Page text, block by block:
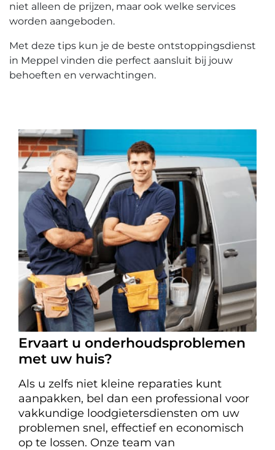
niet alleen de prijzen, maar ook welke services
worden aangeboden.
Met deze tips kun je de beste ontstoppingsdienst
in Meppel vinden die perfect aansluit bij jouw
behoeften en verwachtingen.​
Ervaart u onderhoudsproblemen
met uw huis?
Als u zelfs niet kleine reparaties kunt
aanpakken, bel dan een professional voor
vakkundige loodgietersdiensten om uw
problemen snel, effectief en economisch
op te lossen. Onze team van